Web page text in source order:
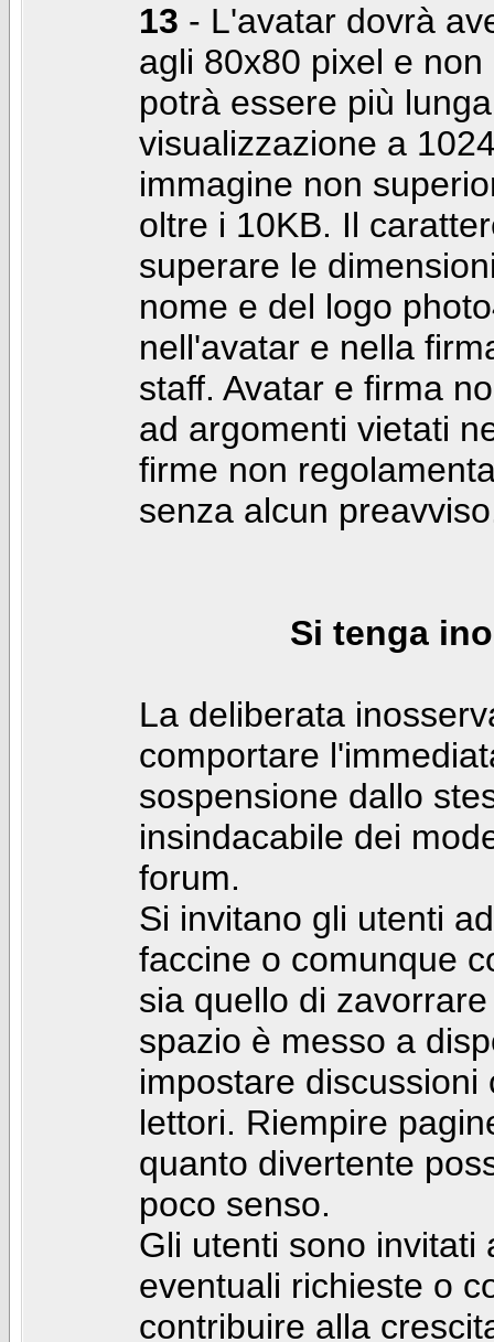
13 - L'avatar dovrà
agli 80x80 pixel e
potrà essere più
visualizzazione a
immagine non
oltre i 10KB. Il
superare le
nome e del logo
nell'avatar e nella
staff. Avatar e firma
ad argomenti vietati
firme non
senza alcun
Si tenga
La deliberata
comportare
sospensione dallo
insindacabile dei
forum.
Si invitano gli utenti
faccine o comunque
sia quello di
spazio è messo a
impostare
lettori. Riempire
quanto divertente
poco senso.
Gli utenti sono invitati
eventuali richieste o
contribuire alla